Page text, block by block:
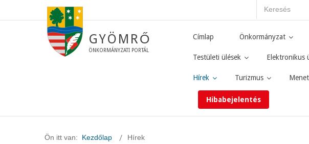
GYÖMRŐ
ÖNKORMÁNYZATI PORTÁL
Címlap Önkormányzat
Testületi ülések Elektronikus
Hírek Turizmus
Hibabejelentés
Ön itt van: Kezdőlap Hírek